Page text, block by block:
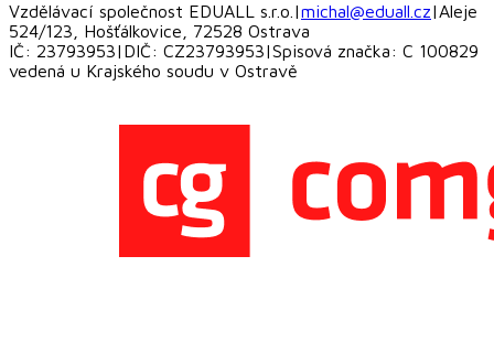
Vzdělávací společnost EDUALL s.r.o. |michal@eduall.cz|Aleje
524/123, Hošťálkovice, 72528 Ostrava
IČ: 23793953| DIČ: CZ23793953|Spisová značka: C 100829
vedená u Krajského soudu v Ostravě